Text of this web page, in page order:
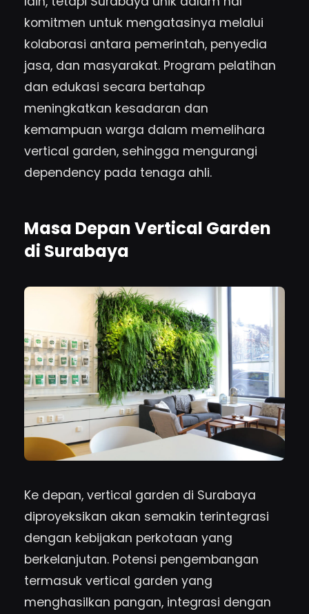
komitmen untuk mengatasinya melalui
kolaborasi antara pemerintah, penyedia
jasa, dan masyarakat. Program pelatihan
dan edukasi secara bertahap
meningkatkan kesadaran dan
kemampuan warga dalam memelihara
vertical garden, sehingga mengurangi
dependency pada tenaga ahli.
Masa Depan Vertical Garden
di Surabaya
Ke depan, vertical garden di Surabaya
diproyeksikan akan semakin terintegrasi
dengan kebijakan perkotaan yang
berkelanjutan. Potensi pengembangan
termasuk vertical garden yang
menghasilkan pangan, integrasi dengan